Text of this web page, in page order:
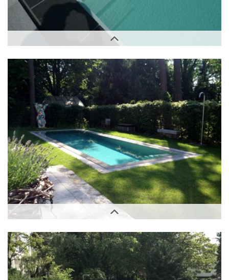
Außenbereich
Außenbereich